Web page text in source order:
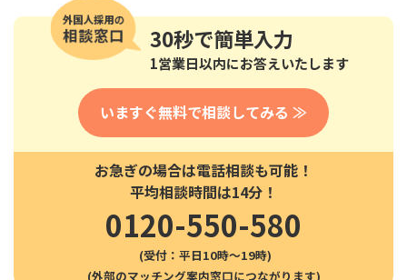
30秒で簡単入力
1営業日以内にお答えいたします
いますぐ無料で相談してみる ≫
お急ぎの場合は電話相談も可能！
平均相談時間は14分！
0120-550-580
(受付：平日10時〜19時)